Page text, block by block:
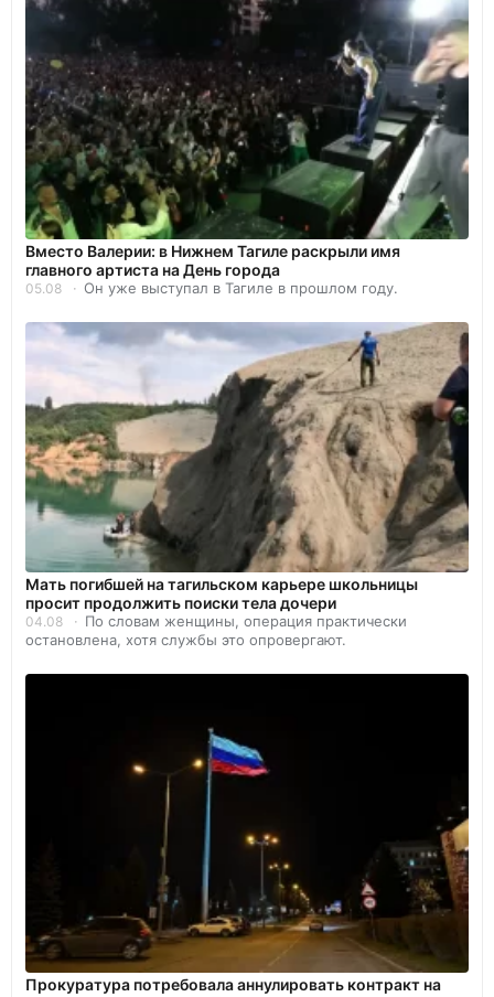
Вместо Валерии: в Нижнем Тагиле раскрыли имя
главного артиста на День города
05.08 Он уже выступал в Тагиле в прошлом году.
Мать погибшей на тагильском карьере школьницы
просит продолжить поиски тела дочери
04.08
По словам женщины, операция практически
остановлена, хотя службы это опровергают.
Прокуратура потребовала аннулировать контракт на